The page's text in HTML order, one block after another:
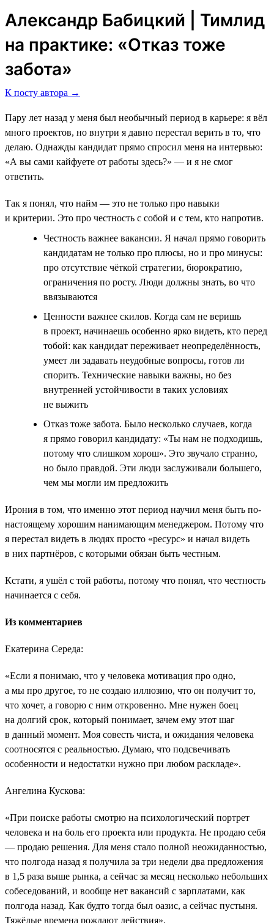
Александр Бабицкий | Тимлид
на практике: «Отказ тоже
забота»
К посту автора →
Пару лет назад у меня был необычный период в карьере: я вёл
много проектов, но внутри я давно перестал верить в то, что
делаю. Однажды кандидат прямо спросил меня на интервью:
«А вы сами кайфуете от работы здесь?» — и я не смог
ответить.
Так я понял, что найм — это не только про навыки
и критерии. Это про честность с собой и с тем, кто напротив.
Честность важнее вакансии. Я начал прямо говорить
кандидатам не только про плюсы, но и про минусы:
про отсутствие чёткой стратегии, бюрократию,
ограничения по росту. Люди должны знать, во что
ввязываются
Ценности важнее скилов. Когда сам не веришь
в проект, начинаешь особенно ярко видеть, кто перед
тобой: как кандидат переживает неопределённость,
умеет ли задавать неудобные вопросы, готов ли
спорить. Технические навыки важны, но без
внутренней устойчивости в таких условиях
не выжить
Отказ тоже забота. Было несколько случаев, когда
я прямо говорил кандидату: «Ты нам не подходишь,
потому что слишком хорош». Это звучало странно,
но было правдой. Эти люди заслуживали большего,
чем мы могли им предложить
Ирония в том, что именно этот период научил меня быть по-
настоящему хорошим нанимающим менеджером. Потому что
я перестал видеть в людях просто «ресурс» и начал видеть
в них партнёров, с которыми обязан быть честным.
Кстати, я ушёл с той работы, потому что понял, что честность
начинается с себя.
Из комментариев
Екатерина Середа:
«Если я понимаю, что у человека мотивация про одно,
а мы про другое, то не создаю иллюзию, что он получит то,
что хочет, а говорю с ним откровенно. Мне нужен боец
на долгий срок, который понимает, зачем ему этот шаг
в данный момент. Моя совесть чиста, и ожидания человека
соотносятся с реальностью. Думаю, что подсвечивать
особенности и недостатки нужно при любом раскладе».
Ангелина Кускова:
«При поиске работы смотрю на психологический портрет
человека и на боль его проекта или продукта. Не продаю себя
― продаю решения. Для меня стало полной неожиданностью,
что полгода назад я получила за три недели два предложения
в 1,5 раза выше рынка, а сейчас за месяц несколько небольших
собеседований, и вообще нет вакансий с зарплатами, как
полгода назад. Как будто тогда был оазис, а сейчас пустыня.
Тяжёлые времена рождают действия».